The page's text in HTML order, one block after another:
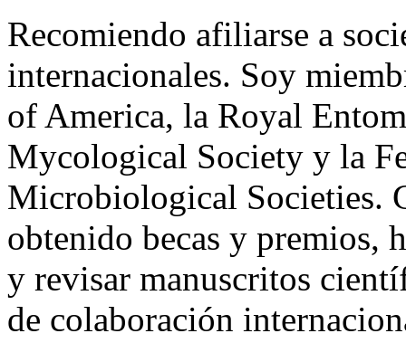
Recomiendo afiliarse a
internacionales. Soy
of America, la Royal
Mycological Society y la
Microbiological Societies.
obtenido becas y premios,
y revisar manuscritos
de colaboración